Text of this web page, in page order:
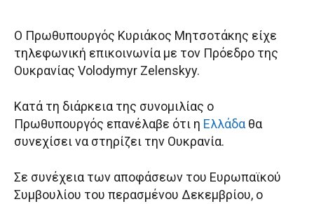
Ο Πρωθυπουργός Κυριάκος Μητσοτάκης είχε
τηλεφωνική επικοινωνία με τον Πρόεδρο της
Ουκρανίας Volodymyr Zelenskyy.
Κατά τη διάρκεια της συνομιλίας ο
Πρωθυπουργός επανέλαβε ότι η Ελλάδα θα
συνεχίσει να στηρίζει την Ουκρανία.
Σε συνέχεια των αποφάσεων του Ευρωπαϊκού
Συμβουλίου του περασμένου Δεκεμβρίου, ο